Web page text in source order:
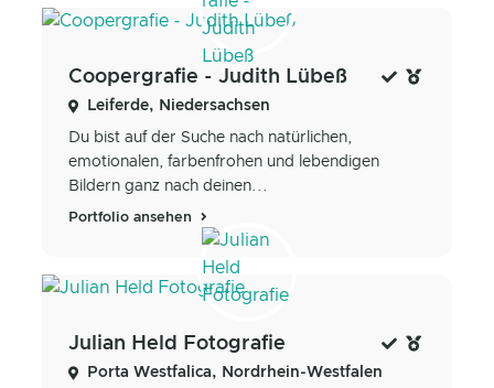
Coopergrafie - Judith Lübeß
Leiferde, Niedersachsen
Du bist auf der Suche nach natürlichen,
emotionalen, farbenfrohen und lebendigen
Bildern ganz nach deinen...
Portfolio ansehen
Julian Held Fotografie
Porta Westfalica, Nordrhein-Westfalen